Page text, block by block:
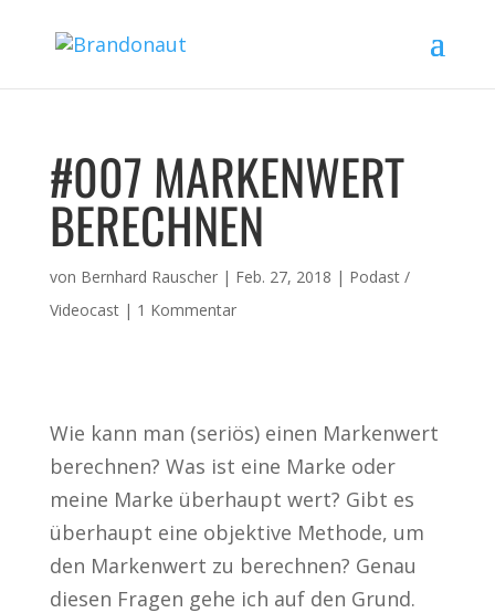
#007 MARKENWERT
BERECHNEN
von Bernhard Rauscher| Feb. 27, 2018 | Podast /
Videocast| 1 Kommentar
Wie kann man (seriös) einen Markenwert
berechnen? Was ist eine Marke oder
meine Marke überhaupt wert? Gibt es
überhaupt eine objektive Methode, um
den Markenwert zu berechnen? Genau
diesen Fragen gehe ich auf den Grund.